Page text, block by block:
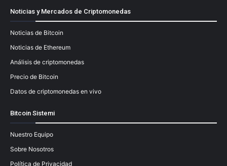
Noticias y Mercados de Criptomonedas
Noticias de Bitcoin
Noticias de Ethereum
Análisis de criptomonedas
Precio de Bitcoin
Datos de criptomonedas en vivo
Bitcoin Sistemi
Nuestro Equipo
Sobre Nosotros
Política de Privacidad